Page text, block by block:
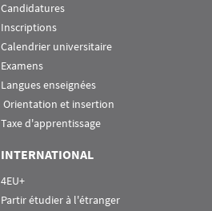
Candidatures
Inscriptions
Calendrier universitaire
Examens
Langues enseignées
Orientation et insertion
Taxe d'apprentissage
INTERNATIONAL
4EU+
Partir étudier à l'étranger